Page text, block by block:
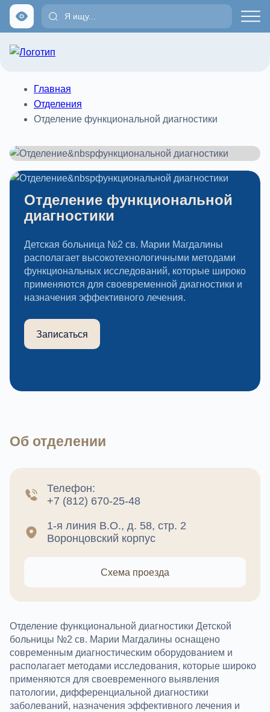
Главная
Отделения
Отделение функциональной диагностики
Отделение функциональной
диагностики
Детская больница №2 св. Марии Магдалины
располагает высокотехнологичными методами
функциональных исследований, которые широко
применяются для своевременной диагностики и
назначения эффективного лечения.
Записаться
Об отделении
Телефон:
+7 (812) 670-25-48
1-я линия В.О., д. 58, стр. 2
Воронцовский корпус
Схема проезда
Отделение функциональной диагностики Детской
больницы №2 св. Марии Магдалины оснащено
современным диагностическим оборудованием и
располагает методами исследования, которые широко
применяются для своевременного выявления
патологии, дифференциальной диагностики
заболеваний, назначения эффективного лечения и